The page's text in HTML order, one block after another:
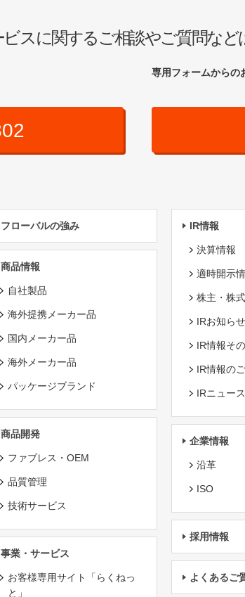
スに関するご相談やご質問など
専用フォームからの
フローバルの強み
商品情報
自社製品
海外提携メーカー品
国内メーカー品
海外メーカー品
パッケージブランド
商品開発
ファブレス・OEM
品質管理
技術サービス
事業・サービス
お客様専用サイト「らくねっ
と」
IR情報
決算情報
適時開示
株主・株
IRお知らせ
IR情報そ
IR情報の
IRニュー
企業情報
沿革
ISO
採用情報
よくあるご